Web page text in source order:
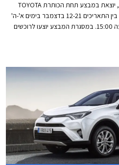
יוניון מוטורס, יבואנית טויוטה לישראל, יוצאת במבצע תחת הכותרת TOYOTA
TIME אשר יערך בכל סוכנויות טויוטה בין התאריכים 12-21 בדצמבר בימים א'-ה'
בשעות 8:00-20:00 ובימי ו' עד השעה 15:00. במסגרת המבצע יוצעו לרוכשים